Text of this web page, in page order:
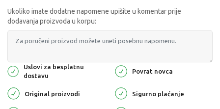
Ukoliko imate dodatne napomene upišite u komentar prije
dodavanja proizvoda u korpu:
Uslovi za besplatnu
dostavu
Povrat novca
Original proizvodi Sigurno plaćanje